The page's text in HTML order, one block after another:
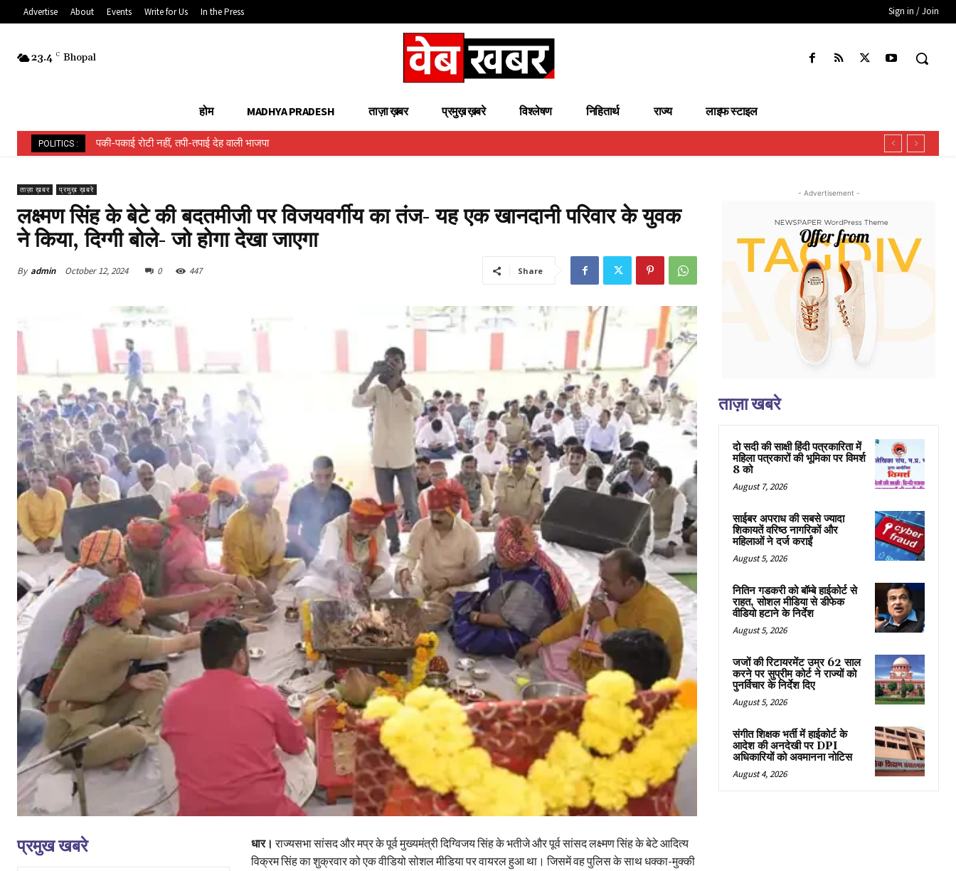
Advertise About Events Write for Us In the Press Sign in / Join
23.4 C Bhopal
होम MADHYA PRADESH ताज़ा ख़बर प्रमुख़ ख़बरे विश्लेषण निहितार्थ राज्य लाइफ स्टाइल
POLITICS : हिन्दू ईवीएम बनाम मुस्लिम ईवीएम…..
ताज़ा ख़बर प्रमुख़ ख़बरे
लक्ष्मण सिंह के बेटे की बदतमीजी पर विजयवर्गीय का तंज- यह एक खानदानी परिवार के युवक
ने किया, दिग्गी बोले- जो होगा देखा जाएगा
By admin October 12, 2024 0 447 Share
प्रमुख खबरे धार। राज्यसभा सांसद और मप्र के पूर्व मुख्यमंत्री दिग्विजय सिंह के भतीजे और पूर्व सांसद लक्ष्मण सिंह के बेटे आदित्य
विक्रम सिंह का शुक्रवार को एक वीडियो सोशल मीडिया पर वायरल हुआ था। जिसमें वह पुलिस के साथ धक्का-मुक्की
- Advertisement -
ताज़ा खबरे
दो सदी की साक्षी हिंदी पत्रकारिता में
महिला पत्रकारों की भूमिका पर विमर्श
8 को
August 7, 2026
साईबर अपराध की सबसे ज्यादा
शिकायतें वरिष्ठ नागरिकों और
महिलाओं ने दर्ज कराईं
August 5, 2026
नितिन गडकरी को बॉम्बे हाईकोर्ट से
राहत, सोशल मीडिया से डीफेक
वीडियो हटाने के निर्देश
August 5, 2026
जजों की रिटायरमेंट उम्र 62 साल
करने पर सुप्रीम कोर्ट ने राज्यों को
पुनर्विचार के निर्देश दिए
August 5, 2026
संगीत शिक्षक भर्ती में हाईकोर्ट के
आदेश की अनदेखी पर DPI
अधिकारियों को अवमानना नोटिस
August 4, 2026